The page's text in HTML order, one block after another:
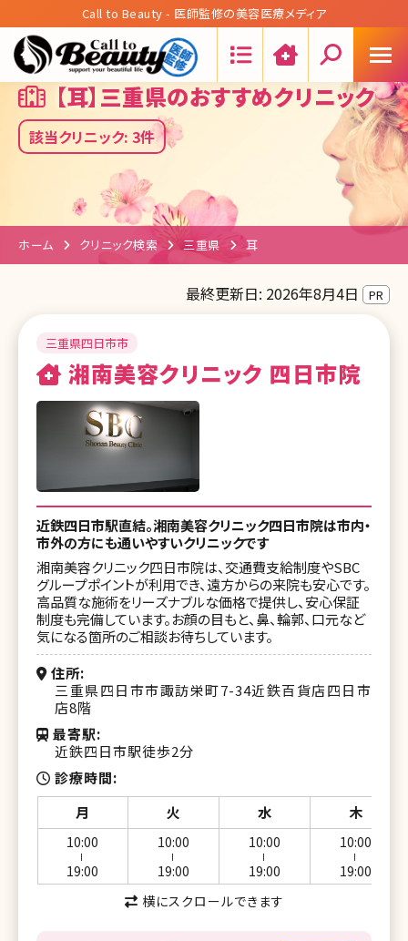
Call to Beauty - 医師監修の美容医療メディア
【耳】三重県のおすすめクリニック
該当クリニック: 3件
ホーム クリニック検索 三重県 耳
最終更新日: 2026年8月4日 PR
三重県四日市市
湘南美容クリニック 四日市院
近鉄四日市駅直結。湘南美容クリニック四日市院は市内・
市外の方にも通いやすいクリニックです
湘南美容クリニック四日市院は、交通費支給制度やSBC
グループポイントが利用でき、遠方からの来院も安心です。
高品質な施術をリーズナブルな価格で提供し、安心保証
制度も完備しています。お顔の目もと、鼻、輪郭、口元など
気になる箇所のご相談お待ちしています。
住所
三重県四日市市諏訪栄町7-34近鉄百貨店四日市
店8階
最寄駅
近鉄四日市駅徒歩2分
診療時間
月
火 水 木
10:00
19:00
10:00
19:00
10:00
19:00
10:00
19:00
横にスクロールできます